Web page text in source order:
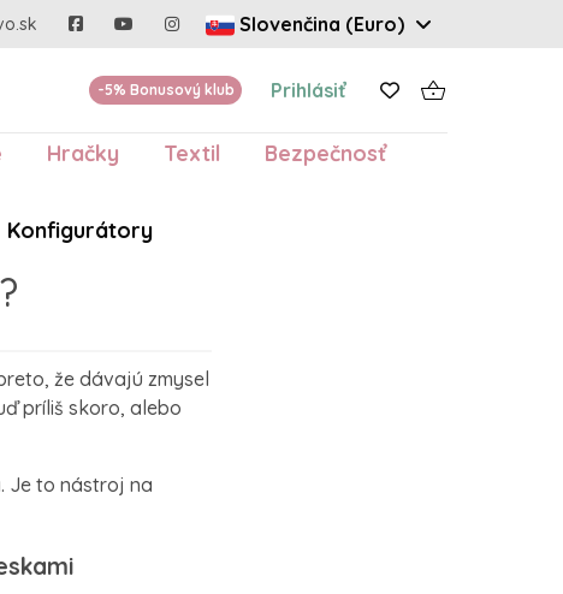
Slovenčina (Euro)
-5% Bonusový klub Prihlásiť
Hračky Textil
Bezpečnosť
Konfigurátory
že dávajú zmysel
príliš skoro, alebo
Je to nástroj na